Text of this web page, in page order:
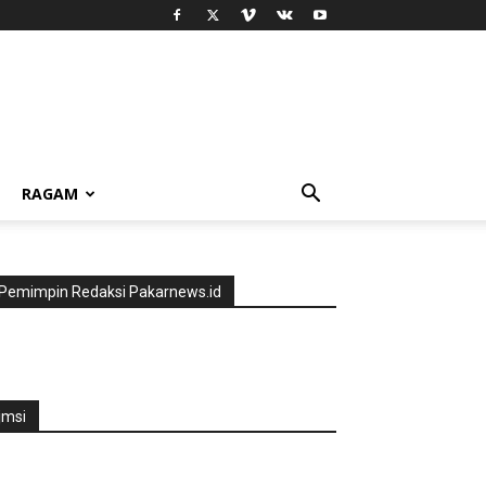
RAGAM
Pemimpin Redaksi Pakarnews.id